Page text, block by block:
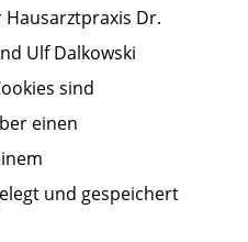
Dr.
Ulf Dalkowski
sind
einen
und gespeichert